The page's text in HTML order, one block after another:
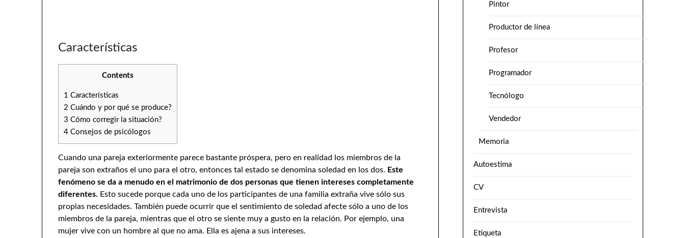
Características
Contents
1 Características
2 Cuándo y por qué se produce?
3 Cómo corregir la situación?
4 Consejos de psicólogos
Cuando una pareja exteriormente parece bastante próspera, pero en realidad los miembros de la
pareja son extraños el uno para el otro, entonces tal estado se denomina soledad en los dos. Este
fenómeno se da a menudo en el matrimonio de dos personas que tienen intereses completamente
diferentes. Esto sucede porque cada uno de los participantes de una familia extraña vive sólo sus
propias necesidades. También puede ocurrir que el sentimiento de soledad afecte sólo a uno de los
miembros de la pareja, mientras que el otro se siente muy a gusto en la relación. Por ejemplo, una
mujer vive con un hombre al que no ama. Ella es ajena a sus intereses.
Pintor
Productor de línea
Profesor
Programador
Tecnólogo
Vendedor
Memoria
Autoestima
CV
Entrevista
Etiqueta